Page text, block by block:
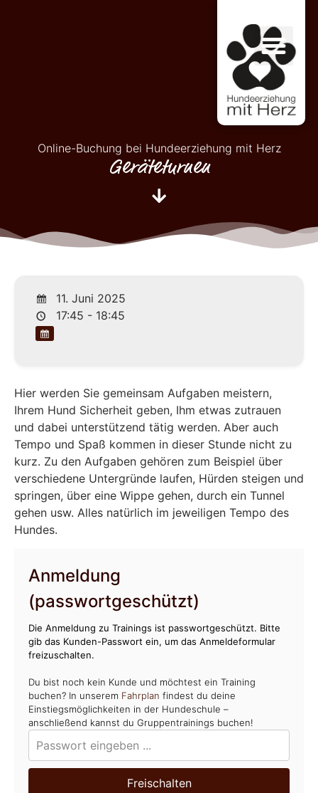
Online-Buchung bei Hundeerziehung mit Herz
Geräteturnen
11. Juni 2025
17:45 - 18:45
Hier werden Sie gemeinsam Aufgaben meistern,
Ihrem Hund Sicherheit geben, Ihm etwas zutrauen
und dabei unterstützend tätig werden. Aber auch
Tempo und Spaß kommen in dieser Stunde nicht zu
kurz. Zu den Aufgaben gehören zum Beispiel über
verschiedene Untergründe laufen, Hürden steigen und
springen, über eine Wippe gehen, durch ein Tunnel
gehen usw. Alles natürlich im jeweiligen Tempo des
Hundes.
Anmeldung
(passwortgeschützt)
Die Anmeldung zu Trainings ist passwortgeschützt. Bitte
gib das Kunden-Passwort ein, um das Anmeldeformular
freizuschalten.
Du bist noch kein Kunde und möchtest ein Training
buchen? In unserem Fahrplan findest du deine
Einstiegsmöglichkeiten in der Hundeschule –
anschließend kannst du Gruppentrainings buchen!
Freischalten